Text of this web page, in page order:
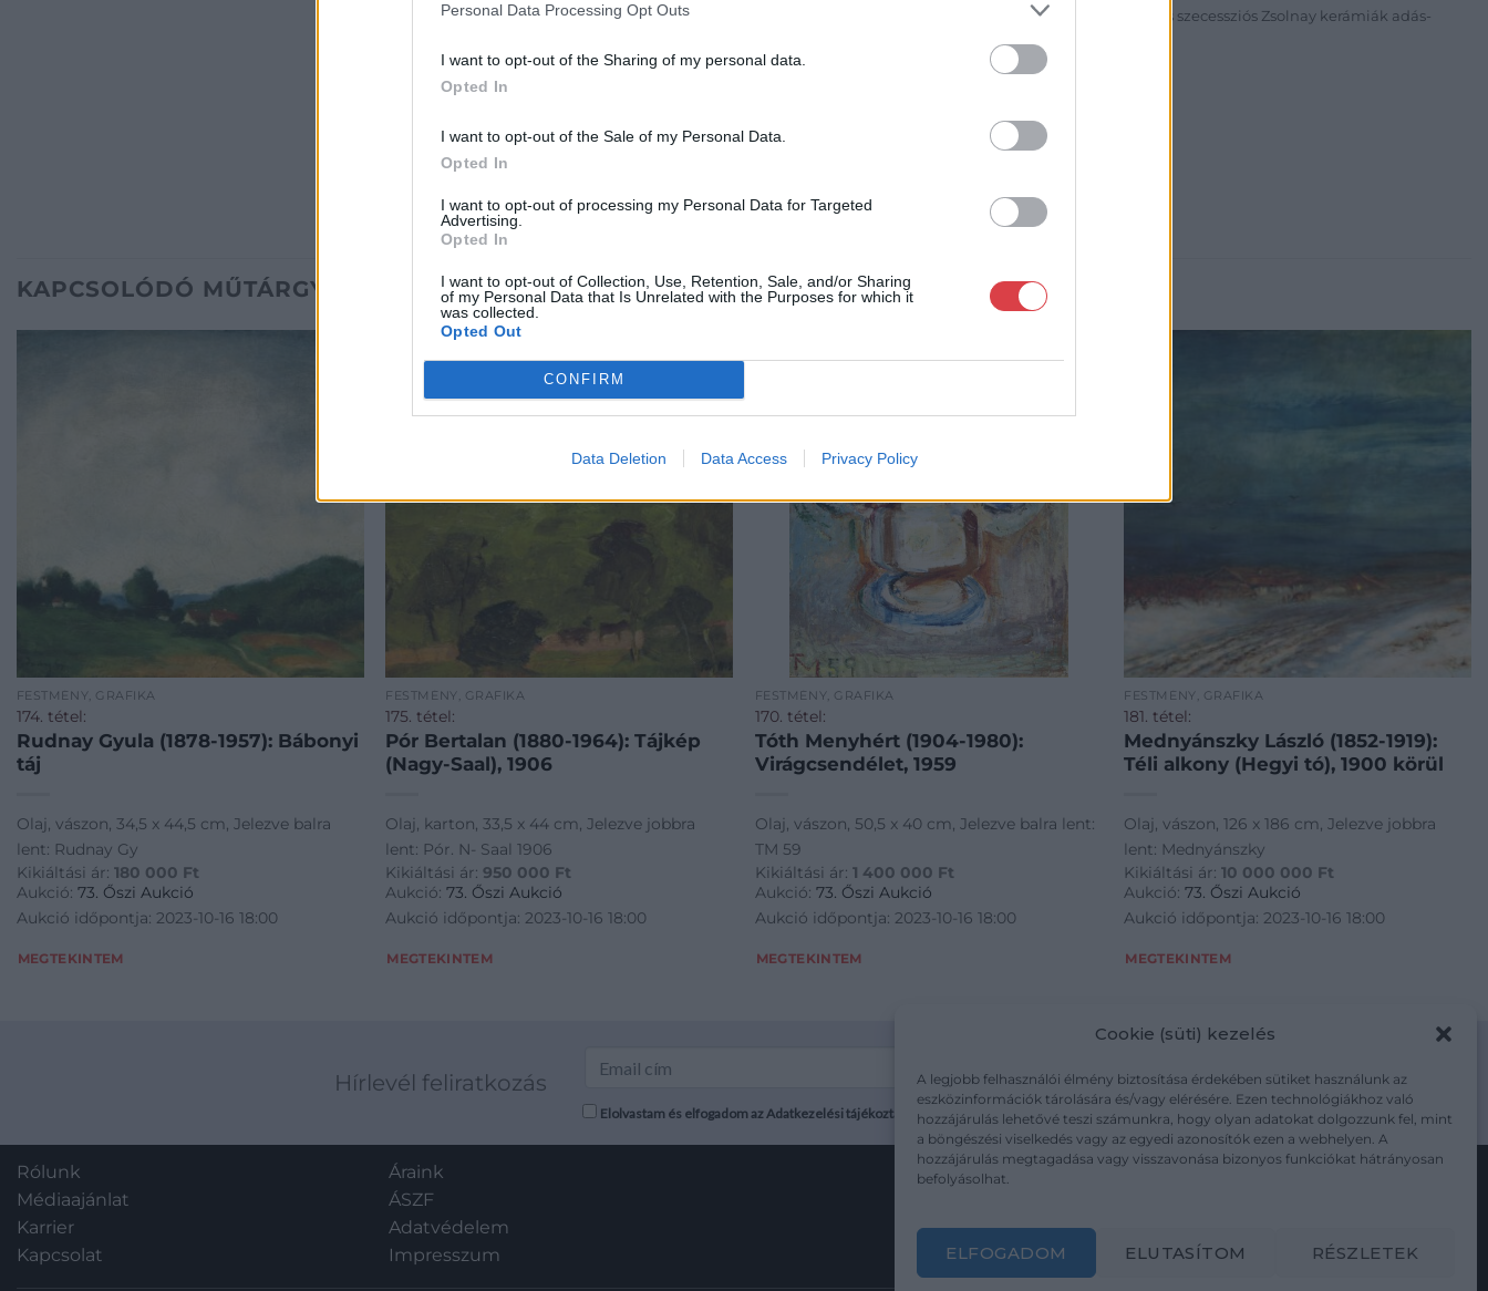
Personal Data Processing Opt Outs
I want to opt-out of the Sharing of my personal data.
Opted In
I want to opt-out of the Sale of my Personal Data.
Opted In
I want to opt-out of processing my Personal Data for Targeted
Advertising.
Opted In
I want to opt-out of Collection, Use, Retention, Sale, and/or Sharing
of my Personal Data that Is Unrelated with the Purposes for which it
was collected.
Opted Out
CONFIRM
Data Deletion Data Access Privacy Policy
Cookie (süti) kezelés
A legjobb felhasználói élmény biztosítása érdekében sütiket használunk az
eszközinformációk tárolására és/vagy elérésére. Ezen technológiákhoz való
hozzájárulás lehetővé teszi számunkra, hogy olyan adatokat dolgozzunk fel, mint
a böngészési viselkedés vagy az egyedi azonosítók ezen a webhelyen. A
hozzájárulás megtagadása vagy visszavonása bizonyos funkciókat hátrányosan
befolyásolhat.
ELFOGADOM ELUTASÍTOM RÉSZLETEK
Bemutatkozás: Kiemelkedő kvalitású 19. és 20. századi magyar festészet és szecessziós Zsolnay kerámiák adás-
KAPCSOLÓDÓ MŰTÁRGYAK
FESTMÉNY, GRAFIKA
174. tétel:
Rudnay Gyula (1878-1957): Bábonyi
táj
Olaj, vászon, 34,5 x 44,5 cm, Jelezve balra
lent: Rudnay Gy
Kikiáltási ár: 180 000 Ft
Aukció: 73. Őszi Aukció
Aukció időpontja: 2023-10-16 18:00
MEGTEKINTEM
FESTMÉNY, GRAFIKA
175. tétel:
Pór Bertalan (1880-1964): Tájkép
(Nagy-Saal), 1906
Olaj, karton, 33,5 x 44 cm, Jelezve jobbra
lent: Pór. N- Saal 1906
Kikiáltási ár: 950 000 Ft
Aukció:73. Őszi Aukció
Aukció időpontja: 2023-10-16 18:00
MEGTEKINTEM
FESTMÉNY, GRAFIKA
170. tétel:
Tóth Menyhért (1904-1980):
Virágcsendélet, 1959
Olaj, vászon, 50,5 x 40 cm, Jelezve balra lent:
TM 59
Kikiáltási ár: 1 400 000 Ft
Aukció: 73. Őszi Aukció
Aukció időpontja: 2023-10-16 18:00
MEGTEKINTEM
FESTMÉNY, GRAFIKA
181. tétel:
Mednyánszky László (1852-1919):
Téli alkony (Hegyi tó), 1900 körül
Olaj, vászon, 126 x 186 cm, Jelezve jobbra
lent: Mednyánszky
Kikiáltási ár:10 000 000 Ft
Aukció:73. Őszi Aukció
Aukció időpontja: 2023-10-16 18:00
MEGTEKINTEM
Hírlevél feliratkozás
Elolvastam és elfogadom az Adatkezelési tájékoztatót: mutargy.com/adatkezelesi-tajekoztato/
Rólunk
Médiaajánlat
Karrier
Kapcsolat
Áraink
ÁSZF
Adatvédelem
Impresszum